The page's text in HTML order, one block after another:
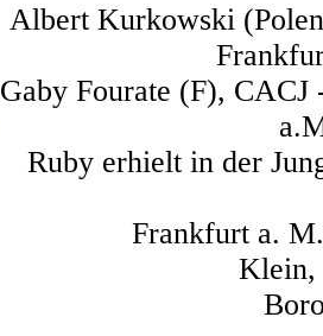
Albert Kurkowski
Gaby Fourate (F),
Ruby erhielt in der
Frankfurt a.
Klein,